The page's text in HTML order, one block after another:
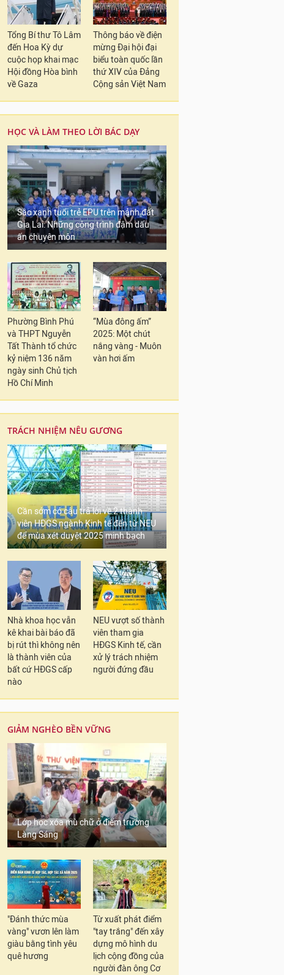
Tổng Bí thư Tô Lâm
đến Hoa Kỳ dự
cuộc họp khai mạc
Hội đồng Hòa bình
về Gaza
Thông báo về điện
mừng Đại hội đại
biểu toàn quốc lần
thứ XIV của Đảng
Cộng sản Việt Nam
HỌC VÀ LÀM THEO LỜI BÁC DẠY
Sắc xanh tuổi trẻ EPU trên mảnh đất
Gia Lai: Những công trình đậm dấu
ấn chuyên môn
Phường Bình Phú
và THPT Nguyễn
Tất Thành tổ chức
kỷ niệm 136 năm
ngày sinh Chủ tịch
Hồ Chí Minh
“Mùa đông ấm”
2025: Một chút
nắng vàng - Muôn
vàn hơi ấm
TRÁCH NHIỆM NÊU GƯƠNG
Cần sớm có câu trả lời về 2 thành
viên HĐGS ngành Kinh tế đến từ NEU
để mùa xét duyệt 2025 minh bạch
Nhà khoa học vẫn
kê khai bài báo đã
bị rút thì không nên
là thành viên của
bất cứ HĐGS cấp
nào
NEU vượt số thành
viên tham gia
HĐGS Kinh tế, cần
xử lý trách nhiệm
người đứng đầu
GIẢM NGHÈO BỀN VỮNG
Lớp học xóa mù chữ ở điểm trường
Làng Sáng
"Đánh thức mùa
vàng" vươn lên làm
giàu bằng tình yêu
quê hương
Từ xuất phát điểm
"tay trắng" đến xây
dựng mô hình du
lịch cộng đồng của
người đàn ông Cơ